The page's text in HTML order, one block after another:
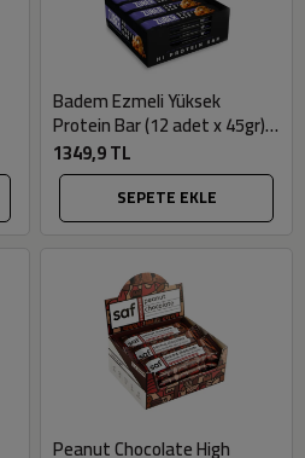
Badem Ezmeli Yüksek
Protein Bar (12 adet x 45gr) -
Züber
1349,9 TL
SEPETE EKLE
Peanut Chocolate High